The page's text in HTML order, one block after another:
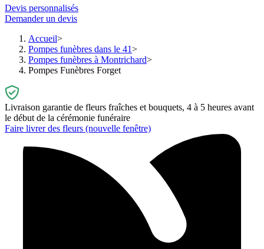
Devis personnalisés
Demander un devis
Accueil
Pompes funèbres dans le 41
Pompes funèbres à Montrichard
Pompes Funèbres Forget
Livraison garantie de fleurs fraîches et bouquets, 4 à 5 heures avant
le début de la cérémonie funéraire
Faire livrer des fleurs (nouvelle fenêtre)